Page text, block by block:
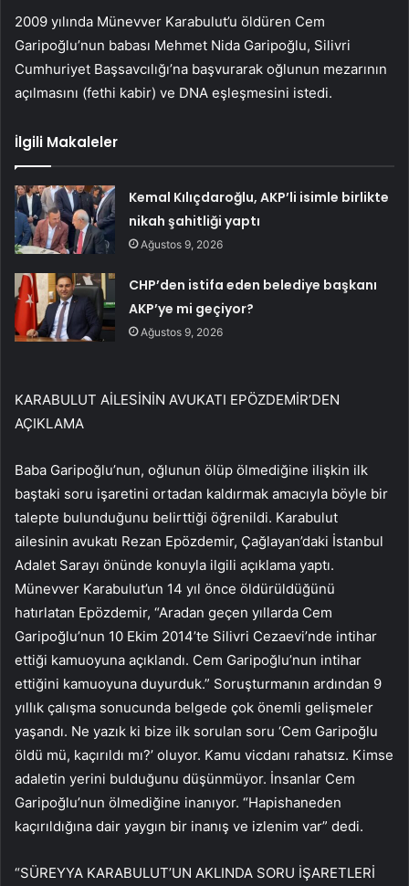
2009 yılında Münevver Karabulut’u öldüren Cem
Garipoğlu’nun babası Mehmet Nida Garipoğlu, Silivri
Cumhuriyet Başsavcılığı’na başvurarak oğlunun mezarının
açılmasını (fethi kabir) ve DNA eşleşmesini istedi.
İlgili Makaleler
Kemal Kılıçdaroğlu, AKP’li isimle birlikte
nikah şahitliği yaptı
Ağustos 9, 2026
CHP’den istifa eden belediye başkanı
AKP’ye mi geçiyor?
Ağustos 9, 2026
KARABULUT AİLESİNİN AVUKATI EPÖZDEMİR’DEN
AÇIKLAMA
Baba Garipoğlu’nun, oğlunun ölüp ölmediğine ilişkin ilk
baştaki soru işaretini ortadan kaldırmak amacıyla böyle bir
talepte bulunduğunu belirttiği öğrenildi. Karabulut
ailesinin avukatı Rezan Epözdemir, Çağlayan’daki İstanbul
Adalet Sarayı önünde konuyla ilgili açıklama yaptı.
Münevver Karabulut’un 14 yıl önce öldürüldüğünü
hatırlatan Epözdemir, “Aradan geçen yıllarda Cem
Garipoğlu’nun 10 Ekim 2014’te Silivri Cezaevi’nde intihar
ettiği kamuoyuna açıklandı. Cem Garipoğlu’nun intihar
ettiğini kamuoyuna duyurduk.” Soruşturmanın ardından 9
yıllık çalışma sonucunda belgede çok önemli gelişmeler
yaşandı. Ne yazık ki bize ilk sorulan soru ‘Cem Garipoğlu
öldü mü, kaçırıldı mı?’ oluyor. Kamu vicdanı rahatsız. Kimse
adaletin yerini bulduğunu düşünmüyor. İnsanlar Cem
Garipoğlu’nun ölmediğine inanıyor. “Hapishaneden
kaçırıldığına dair yaygın bir inanış ve izlenim var” dedi.
“SÜREYYA KARABULUT’UN AKLINDA SORU İŞARETLERİ